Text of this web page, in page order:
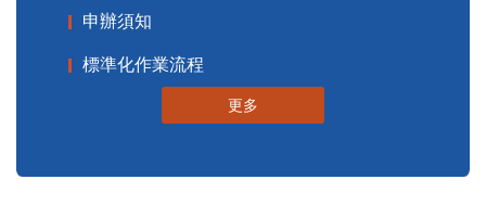
申辦須知
標準化作業流程
更多